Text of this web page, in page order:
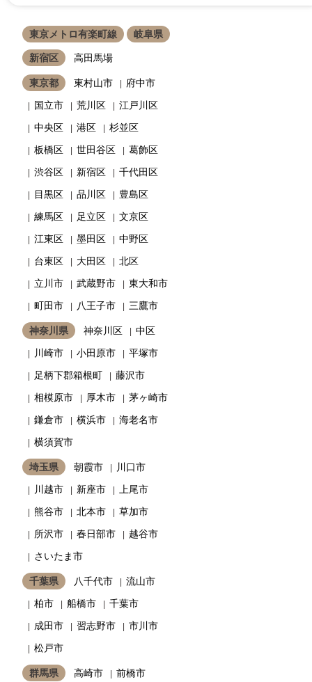
東京メトロ有楽町線 岐阜県
新宿区 高田馬場
東京都 東村山市
府中市
国立市
荒川区
江戸川区
中央区
港区
杉並区
板橋区
世田谷区
葛飾区
渋谷区
新宿区
千代田区
目黒区
品川区
豊島区
練馬区
足立区
文京区
江東区
墨田区
中野区
台東区
大田区
北区
立川市
武蔵野市
東大和市
町田市
八王子市 三鷹市
神奈川県 神奈川区
中区
川崎市
小田原市
平塚市
足柄下郡箱根町
藤沢市
相模原市
厚木市
茅ヶ崎市
鎌倉市
横浜市
海老名市
横須賀市
埼玉県 朝霞市
川口市
川越市
新座市
上尾市
熊谷市
北本市
草加市
所沢市
春日部市
越谷市
さいたま市
千葉県 八千代市
流山市
柏市
船橋市
千葉市
成田市
習志野市
市川市
松戸市
群馬県 高崎市 前橋市